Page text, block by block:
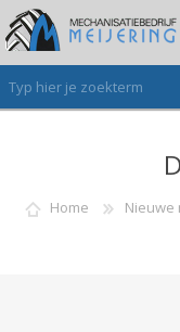
AANMELDEN ALS
INLOGGEN
Home Nieuwe